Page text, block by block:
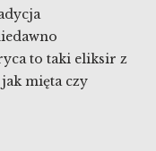
to taki eliksir z
mięta czy
proste, a